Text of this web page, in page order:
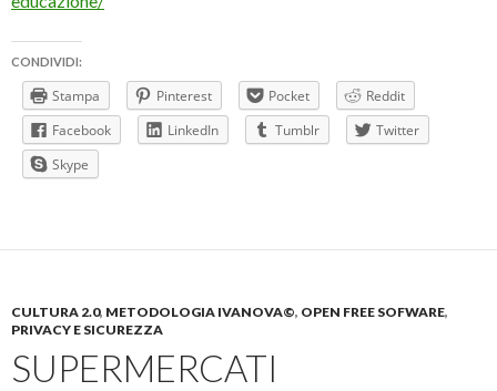
CONDIVIDI:
Stampa Pinterest Pocket
Reddit
Facebook
LinkedIn Tumblr
Twitter
Skype
CULTURA 2.0, METODOLOGIA IVANOVA©, OPEN FREE SOFWARE,
PRIVACY E SICUREZZA
SUPERMERCATI